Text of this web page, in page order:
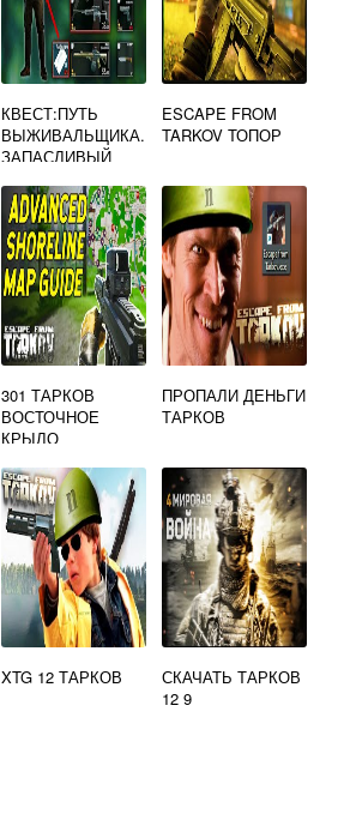
КВЕСТ:ПУТЬ
ВЫЖИВАЛЬЩИКА.
ЗАПАСЛИВЫЙ
TARKOV
ESCAPE FROM
TARKOV ТОПОР
301 ТАРКОВ
ВОСТОЧНОЕ
КРЫЛО
ПРОПАЛИ ДЕНЬГИ
ТАРКОВ
XTG 12 ТАРКОВ
СКАЧАТЬ ТАРКОВ
12 9